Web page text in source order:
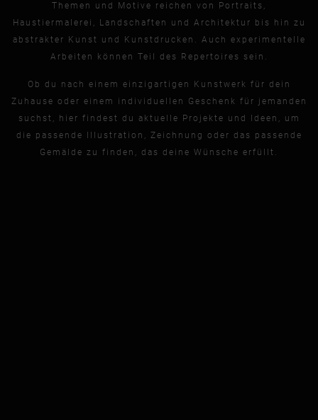
Themen und Motive reichen von Portraits,
Haustiermalerei, Landschaften und Architektur bis hin zu
abstrakter Kunst und Kunstdrucken. Auch experimentelle
Arbeiten können Teil des Repertoires sein.
Ob du nach einem einzigartigen Kunstwerk für dein
Zuhause oder einem individuellen Geschenk für jemanden
suchst, hier findest du aktuelle Projekte und Ideen, um
die passende Illustration, Zeichnung oder das passende
Gemälde zu finden, das deine Wünsche erfüllt.